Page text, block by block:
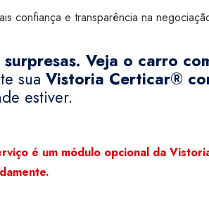
confiança e transparência na
Veja o carro
sua Vistoria Certicar®
estiver.
é um módulo opcional da